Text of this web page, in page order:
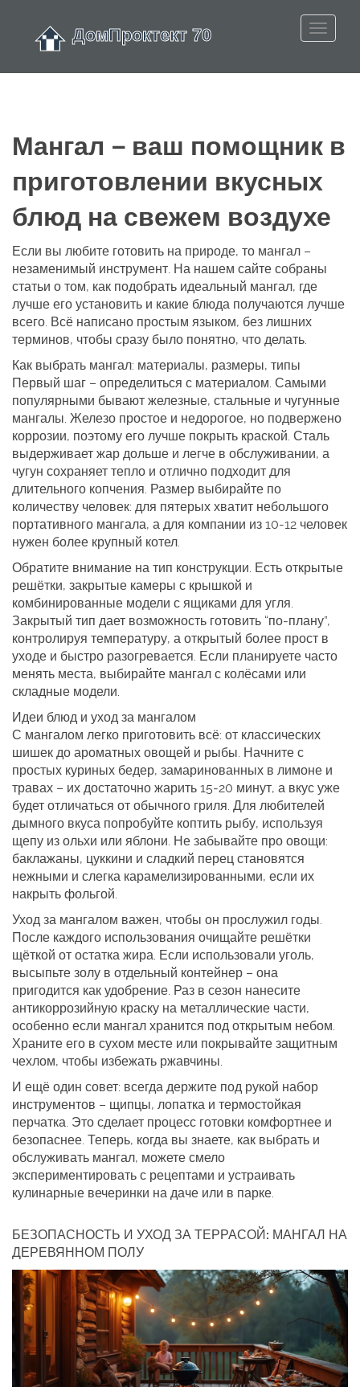
Мангал – ваш помощник в
приготовлении вкусных
блюд на свежем воздухе
Если вы любите готовить на природе, то мангал –
незаменимый инструмент. На нашем сайте собраны
статьи о том, как подобрать идеальный мангал, где
лучше его установить и какие блюда получаются лучше
всего. Всё написано простым языком, без лишних
терминов, чтобы сразу было понятно, что делать.
Как выбрать мангал: материалы, размеры, типы
Первый шаг – определиться с материалом. Самыми
популярными бывают железные, стальные и чугунные
мангалы. Железо простое и недорогое, но подвержено
коррозии, поэтому его лучше покрыть краской. Сталь
выдерживает жар дольше и легче в обслуживании, а
чугун сохраняет тепло и отлично подходит для
длительного копчения. Размер выбирайте по
количеству человек: для пятерых хватит небольшого
портативного мангала, а для компании из 10‑12 человек
нужен более крупный котел.
Обратите внимание на тип конструкции. Есть открытые
решётки, закрытые камеры с крышкой и
комбинированные модели с ящиками для угля.
Закрытый тип дает возможность готовить “по‑плану”,
контролируя температуру, а открытый более прост в
уходе и быстро разогревается. Если планируете часто
менять места, выбирайте мангал с колёсами или
складные модели.
Идеи блюд и уход за мангалом
С мангалом легко приготовить всё: от классических
шишек до ароматных овощей и рыбы. Начните с
простых куриных бедер, замаринованных в лимоне и
травах – их достаточно жарить 15‑20 минут, а вкус уже
будет отличаться от обычного гриля. Для любителей
дымного вкуса попробуйте коптить рыбу, используя
щепу из ольхи или яблони. Не забывайте про овощи:
баклажаны, цуккини и сладкий перец становятся
нежными и слегка карамелизированными, если их
накрыть фольгой.
Уход за мангалом важен, чтобы он прослужил годы.
После каждого использования очищайте решётки
щёткой от остатка жира. Если использовали уголь,
высыпьте золу в отдельный контейнер – она
пригодится как удобрение. Раз в сезон нанесите
антикоррозийную краску на металлические части,
особенно если мангал хранится под открытым небом.
Храните его в сухом месте или покрывайте защитным
чехлом, чтобы избежать ржавчины.
И ещё один совет: всегда держите под рукой набор
инструментов – щипцы, лопатка и термостойкая
перчатка. Это сделает процесс готовки комфортнее и
безопаснее. Теперь, когда вы знаете, как выбрать и
обслуживать мангал, можете смело
экспериментировать с рецептами и устраивать
кулинарные вечеринки на даче или в парке.
БЕЗОПАСНОСТЬ И УХОД ЗА ТЕРРАСОЙ: МАНГАЛ НА
ДЕРЕВЯННОМ ПОЛУ